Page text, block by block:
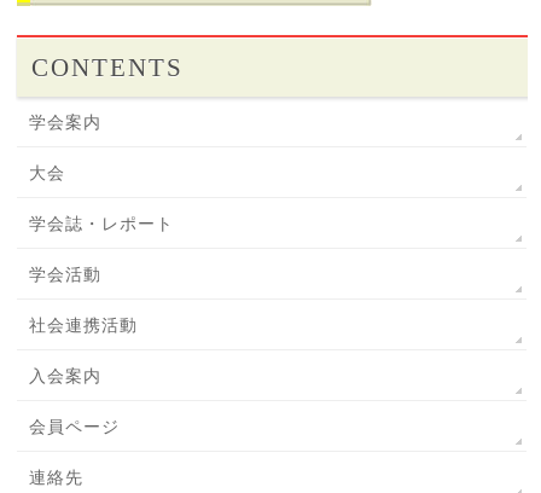
CONTENTS
学会案内
大会
学会誌・レポート
学会活動
社会連携活動
入会案内
会員ページ
連絡先